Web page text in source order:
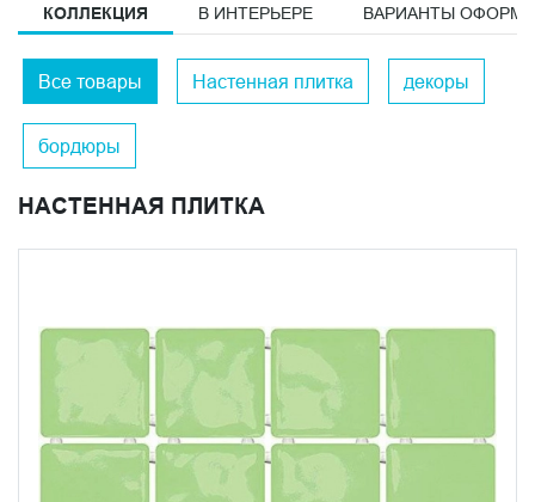
КОЛЛЕКЦИЯ В ИНТЕРЬЕРЕ ВАРИАНТЫ
Все товары Настенная плитка декоры
бордюры
НАСТЕННАЯ ПЛИТКА